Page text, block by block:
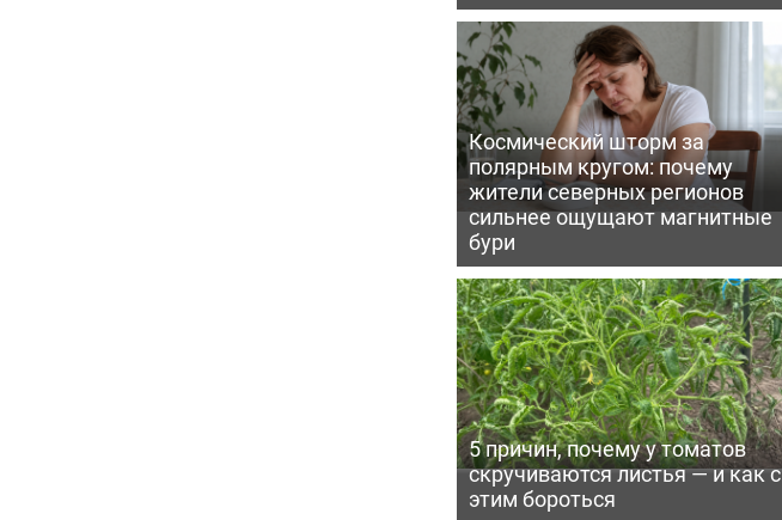
Космический шторм за
полярным кругом: почему
жители северных регионов
сильнее ощущают магнитные
бури
5 причин, почему у томатов
скручиваются листья — и как с
этим бороться